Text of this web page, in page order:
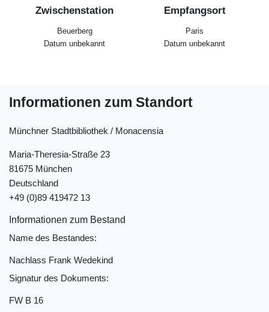
Zwischenstation
Beuerberg
Datum unbekannt
Empfangsort
Paris
Datum unbekannt
Informationen zum Standort
Münchner Stadtbibliothek / Monacensia
Maria-Theresia-Straße 23
81675 München
Deutschland
+49 (0)89 419472 13
Informationen zum Bestand
Name des Bestandes:
Nachlass Frank Wedekind
Signatur des Dokuments:
FW B 16